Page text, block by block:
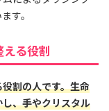
す。
る役割
割の人です。生命
、手やクリスタル